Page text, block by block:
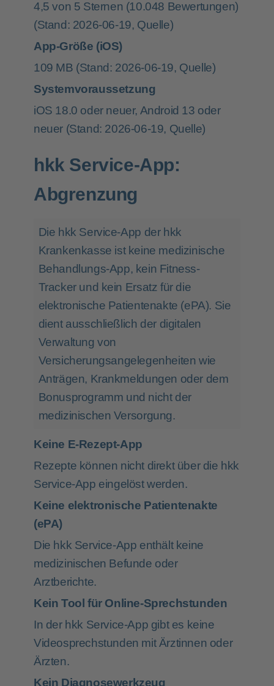
4,5 von 5 Sternen (10.048 Bewertungen)
(Stand: 2026-06-19, Quelle)
App-Größe (iOS)
109 MB (Stand: 2026-06-19, Quelle)
Systemvoraussetzung
iOS 18.0 oder neuer, Android 13 oder
neuer (Stand: 2026-06-19, Quelle)
hkk Service-App:
Abgrenzung
Die hkk Service-App der hkk
Krankenkasse ist keine medizinische
Behandlungs-App, kein Fitness-
Tracker und kein Ersatz für die
elektronische Patientenakte (ePA). Sie
dient ausschließlich der digitalen
Verwaltung von
Versicherungsangelegenheiten wie
Anträgen, Krankmeldungen oder dem
Bonusprogramm und nicht der
medizinischen Versorgung.
Keine E-Rezept-App
Rezepte können nicht direkt über die hkk
Service-App eingelöst werden.
Keine elektronische Patientenakte
(ePA)
Die hkk Service-App enthält keine
medizinischen Befunde oder
Arztberichte.
Kein Tool für Online-Sprechstunden
In der hkk Service-App gibt es keine
Videosprechstunden mit Ärztinnen oder
Ärzten.
Kein Diagnosewerkzeug